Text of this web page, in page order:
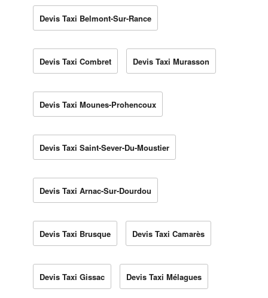
Devis Taxi Belmont-Sur-Rance
Devis Taxi Combret Devis Taxi Murasson
Devis Taxi Mounes-Prohencoux
Devis Taxi Saint-Sever-Du-Moustier
Devis Taxi Arnac-Sur-Dourdou
Devis Taxi Brusque Devis Taxi Camarès
Devis Taxi Gissac Devis Taxi Mélagues